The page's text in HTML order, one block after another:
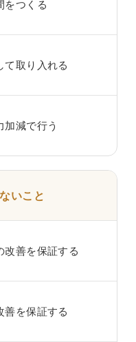
をつくる
て取り入れる
加減で行う
いこと
改善を保証する
善を保証する